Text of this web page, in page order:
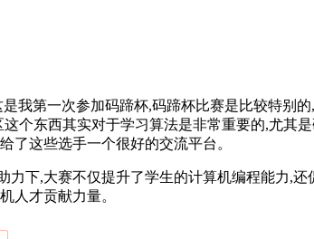
我第一次参加码蹄杯,码蹄杯比赛是比较特别
个东西其实对于学习算法是非常重要的,尤其
了这些选手一个很好的交流平台。
下,大赛不仅提升了学生的计算机编程能力,
人才贡献力量。